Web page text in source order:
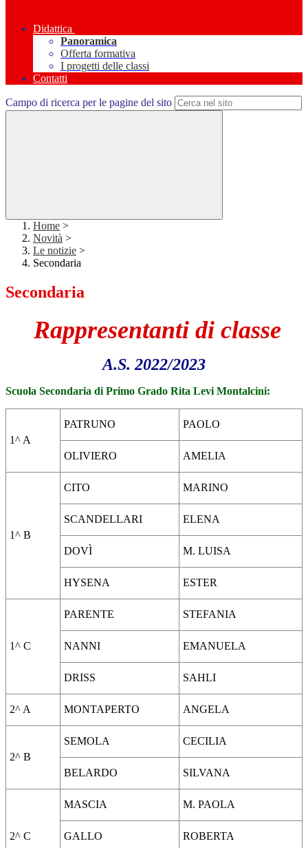
Didattica
Panoramica
Offerta formativa
I progetti delle classi
Contatti
Campo di ricerca per le pagine del sito
Home >
Novità >
Le notizie >
Secondaria
Secondaria
Rappresentanti di classe
A.S. 2022/2023
Scuola Secondaria di Primo Grado Rita Levi Montalcini:
1^ A
PATRUNO PAOLO
OLIVIERO AMELIA
1^ B
CITO MARINO
SCANDELLARI ELENA
DOVÌ M. LUISA
HYSENA ESTER
1^ C
PARENTE STEFANIA
NANNI EMANUELA
DRISS SAHLI
2^ A MONTAPERTO ANGELA
2^ B
SEMOLA CECILIA
BELARDO SILVANA
2^ C
MASCIA M. PAOLA
GALLO ROBERTA